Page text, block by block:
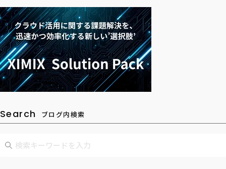
Search ブログ内検索